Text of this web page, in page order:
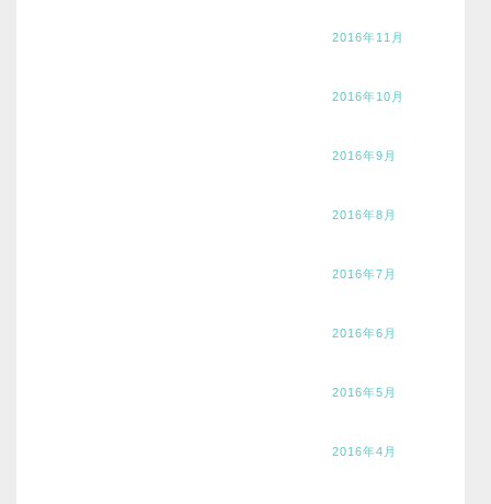
2016年11月
2016年10月
2016年9月
2016年8月
2016年7月
2016年6月
2016年5月
2016年4月